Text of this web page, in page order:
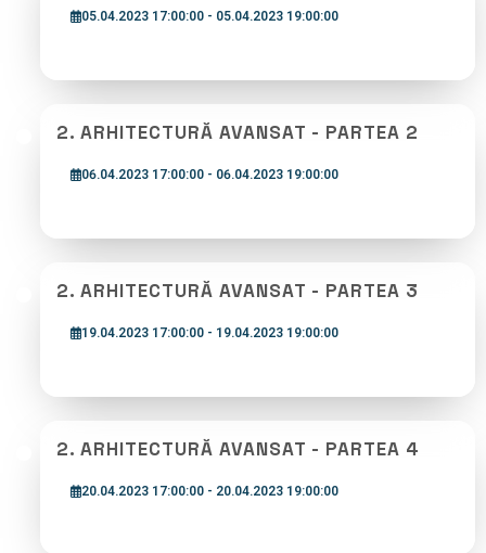
05.04.2023 17:00:00 - 05.04.2023 19:00:00
2. ARHITECTURĂ AVANSAT - PARTEA 2
06.04.2023 17:00:00 - 06.04.2023 19:00:00
2. ARHITECTURĂ AVANSAT - PARTEA 3
19.04.2023 17:00:00 - 19.04.2023 19:00:00
2. ARHITECTURĂ AVANSAT - PARTEA 4
20.04.2023 17:00:00 - 20.04.2023 19:00:00